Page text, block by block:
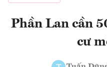
Phần Lan cần
cư